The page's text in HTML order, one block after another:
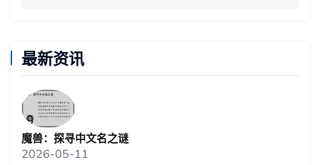
最新资讯
魔兽：探寻中文名之谜
2026-05-11